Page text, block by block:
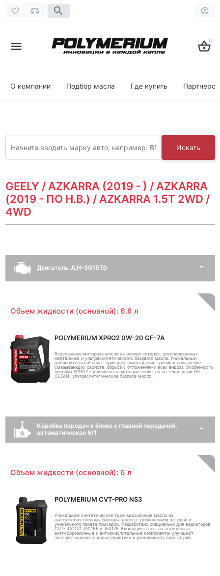
0
О компании Подбор масла Где купить
Искать
GEELY / AZKARRA (2019 - ) / AZKARRA
(2019 - ПО Н.В.) / AZKARRA 1.5T 2WD /
4WD
Двигатель JLH-3G15TD
Объем жидкости (основной): 6.6 л
POLYMERIUM XPRO2 0W-20 GF-7A
Всесезонное моторное масло на основе эстеров, алкилированных
нафталинов и ультрасинтетического базового масла. Уникальный
дополнительный пакет присадок (уменьшение трения и повышение
смазывающих свойств, борьба с отложениями всех видов). Особенность
линейки XPRO2 - улучшенные моющие свойства по технологии EX-
CLEAN, ультрасинтетическое базовое масло..
Коробка передач в блоке с главной передачей,
автоматическая 6/1
Объем жидкости (основной): 6 л
POLYMERIUM CVT-PRO NS3
Уникальное синтетическое трансмиссионное масло из
высококачественных базовых масел с добавлением эстеров и
уникального пакета присадок. Разработано специально для вариаторов
CVT- JATCO JF016E и JF017E. Входящие в состав антипенные,
антикоррозионные и антиокислительные компоненты улучшают
эксплуатационные характеристики и увеличивают срок служб..